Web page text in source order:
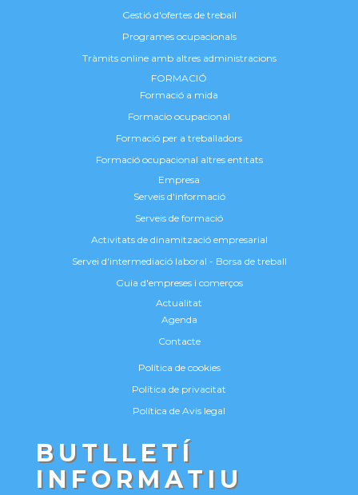
Gestió d'ofertes de treball
Programes ocupacionals
Tràmits online amb altres administracions
FORMACIÓ
Formació a mida
Formacio ocupacional
Formació per a treballadors
Formació ocupacional altres entitats
Empresa
Serveis d'informació
Serveis de formació
Activitats de dinamització empresarial
Servei d'intermediació laboral - Borsa de treball
Guia d'empreses i comerços
Actualitat
Agenda
Contacte
Política de cookies
Política de privacitat
Política de Avis legal
BUTLLETÍ
INFORMATIU